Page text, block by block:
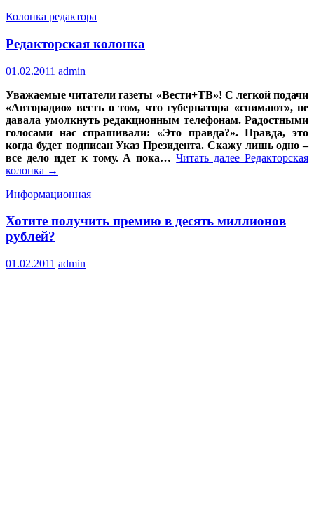
Колонка редактора
Редакторская колонка
01.02.2011 admin
Уважаемые читатели газеты «Вести+ТВ»! С легкой подачи
«Авторадио» весть о том, что губернатора «снимают», не
давала умолкнуть редакционным телефонам. Радостными
голосами нас спрашивали: «Это правда?». Правда, это
когда будет подписан Указ Президента. Скажу лишь одно –
все дело идет к тому. А пока… Читать далееРедакторская
колонка →
Информационная
Хотите получить премию в десять миллионов
рублей?
01.02.2011 admin